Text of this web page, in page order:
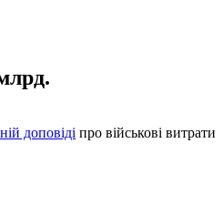
доповіді про військові витрати